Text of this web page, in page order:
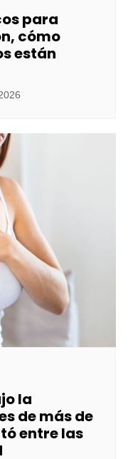
para
cómo
están
la
de más de
entre las